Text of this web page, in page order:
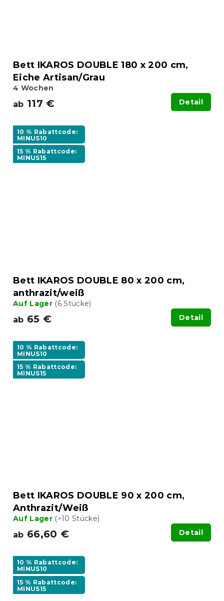
Bett IKAROS DOUBLE 180 x 200 cm,
Eiche Artisan/Grau
4 Wochen
ab 117 € Detail
10 % Rabattcode:
MINUS10
15 % Rabattcode:
MINUS15
Bett IKAROS DOUBLE 80 x 200 cm,
anthrazit/weiß
Auf Lager (6 Stücke)
ab 65 € Detail
10 % Rabattcode:
MINUS10
15 % Rabattcode:
MINUS15
Bett IKAROS DOUBLE 90 x 200 cm,
Anthrazit/Weiß
Auf Lager (>10 Stücke)
ab 66,60 € Detail
10 % Rabattcode:
MINUS10
15 % Rabattcode:
MINUS15